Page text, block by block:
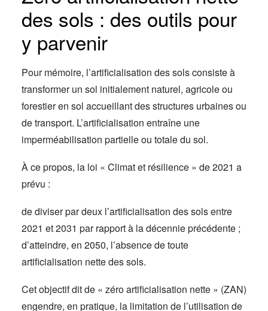
des sols : des outils pour
y parvenir
Pour mémoire, l’artificialisation des sols consiste à
transformer un sol initialement naturel, agricole ou
forestier en sol accueillant des structures urbaines ou
de transport. L’artificialisation entraîne une
imperméabilisation partielle ou totale du sol.
À ce propos, la loi « Climat et résilience » de 2021 a
prévu :
de diviser par deux l’artificialisation des sols entre
2021 et 2031 par rapport à la décennie précédente ;
d’atteindre, en 2050, l’absence de toute
artificialisation nette des sols.
Cet objectif dit de « zéro artificialisation nette » (ZAN)
engendre, en pratique, la limitation de l’utilisation de